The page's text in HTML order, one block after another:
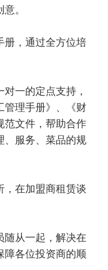
。
册，通过全方位培
一的定点支持，
管理手册》、《财
范文件，帮助合作
、服务、菜品的规
，在加盟商租赁谈
随从一起，解决在
障各位投资商的顺